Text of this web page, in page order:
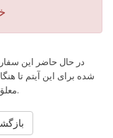
در حال حاضر این
شده برای این آیتم تا
معلق در می آیند، برای اطلاعات بیشتر با ما تماس بگیرید.